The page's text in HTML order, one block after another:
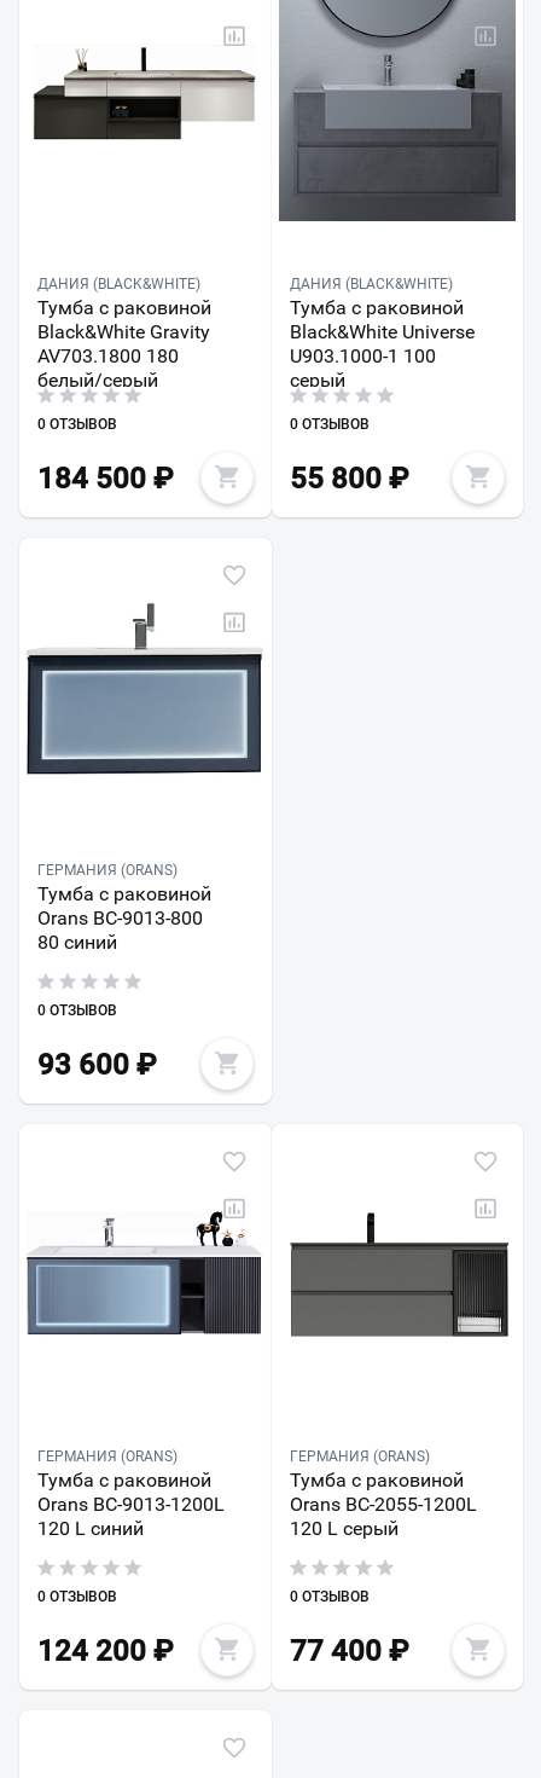
ДАНИЯ (BLACK&WHITE)
Тумба с раковиной
Black&White Gravity
AV703.1800 180
белый/серый
0 ОТЗЫВОВ
184 500 ₽
ДАНИЯ (BLACK&WHITE)
Тумба с раковиной
Black&White Universe
U903.1000-1 100
серый
0 ОТЗЫВОВ
55 800₽
ГЕРМАНИЯ (ORANS)
Тумба с раковиной
Orans BC-9013-800
80 синий
0 ОТЗЫВОВ
93 600 ₽
ГЕРМАНИЯ (ORANS)
Тумба с раковиной
Orans BC-9013-1200L
120 L синий
0 ОТЗЫВОВ
124 200 ₽
ГЕРМАНИЯ (ORANS)
Тумба с раковиной
Orans BC-2055-1200L
120 L серый
0 ОТЗЫВОВ
77 400₽